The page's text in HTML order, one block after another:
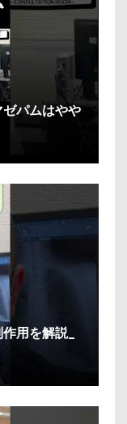
ゼパムはやや
用を解説_